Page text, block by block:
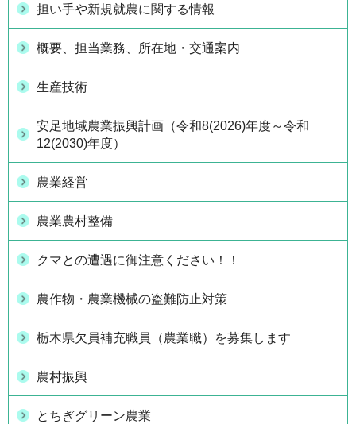
担い手や新規就農に関する情報
概要、担当業務、所在地・交通案内
生産技術
安足地域農業振興計画（令和8(2026)年度～令和
12(2030)年度）
農業経営
農業農村整備
クマとの遭遇に御注意ください！！
農作物・農業機械の盗難防止対策
栃木県欠員補充職員（農業職）を募集します
農村振興
とちぎグリーン農業